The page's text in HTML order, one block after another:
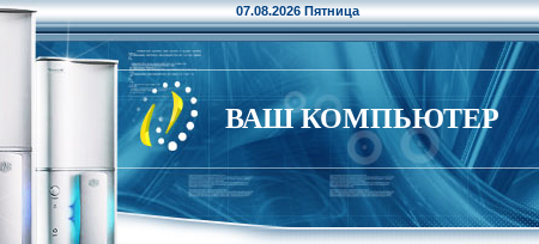
07.08.2026 Пятница
ВАШ КОМПЬЮТЕР